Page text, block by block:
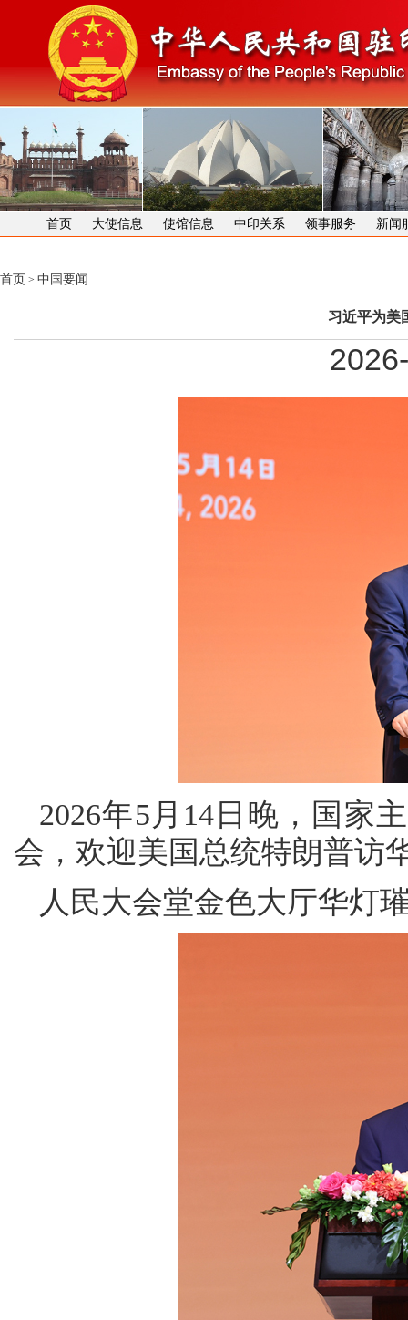
首页 大使信息 使馆信息 中印关系 领事服务 新闻
首页 > 中国要闻
习近平为美
2026年5月14日晚，国家
会，欢迎美国总统特朗普访
人民大会堂金色大厅华灯